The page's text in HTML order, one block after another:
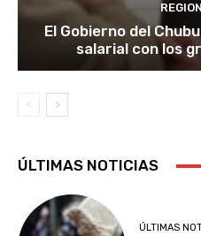
El Gobierno del
salarial con los
ÚLTIMAS NOTICIAS
ÚLTIMAS